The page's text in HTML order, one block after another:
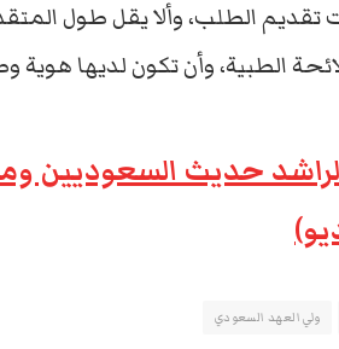
الطبية، وأن تكون لديها هوية
حديث السعوديين
ولي العهد السعودي